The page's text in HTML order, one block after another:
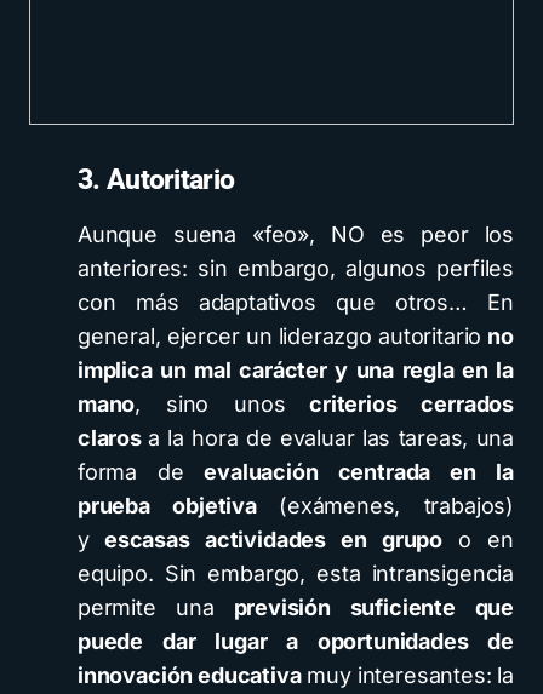
3. Autoritario
Aunque suena «feo», NO es peor los
anteriores: sin embargo, algunos perfiles
con más adaptativos que otros… En
general, ejercer un liderazgo autoritario no
implica un mal carácter y una regla en la
mano, sino unos criterios cerrados
clarosa la hora de evaluar las tareas, una
forma de evaluación centrada en la
prueba objetiva (exámenes, trabajos)
yescasas actividades en grupo o en
equipo. Sin embargo, esta intransigencia
permite una previsión suficiente que
puede dar lugar a oportunidades de
innovación educativamuy interesantes: la